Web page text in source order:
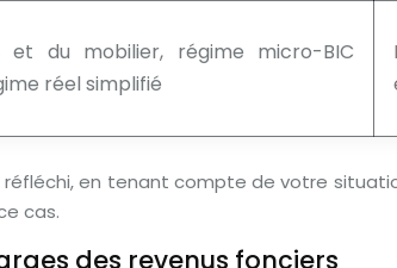
et du mobilier, régime micro-BIC
réel simplifié
réfléchi, en tenant compte de votre
cas.
des revenus fonciers